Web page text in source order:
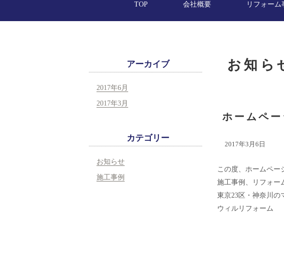
TOP 会社概要 リフォーム
お知ら
ホームペー
2017年3月6日
この度、ホームペー
施工事例、リフォー
東京23区・神奈川の
ウィルリフォーム
アーカイブ
2017年6月
2017年3月
カテゴリー
お知らせ
施工事例